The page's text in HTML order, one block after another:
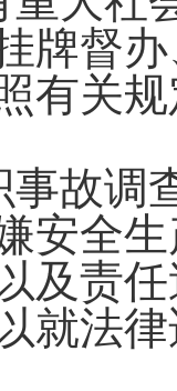
牌督
有关
故调
安全
及责
就法